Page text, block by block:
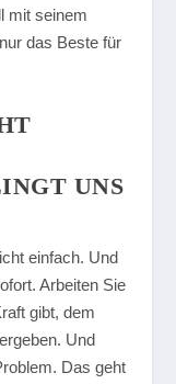
mit seinem
das Beste für
UNS
einfach. Und
Arbeiten Sie
gibt, dem
Und
Das geht